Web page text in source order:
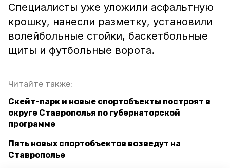
Специалисты уже уложили асфальтную
крошку, нанесли разметку, установили
волейбольные стойки, баскетбольные
щиты и футбольные ворота.
Читайте также:
Скейт-парк и новые спортобъекты построят в
округе Ставрополья по губернаторской
программе
Пять новых спортобъектов возведут на
Ставрополье